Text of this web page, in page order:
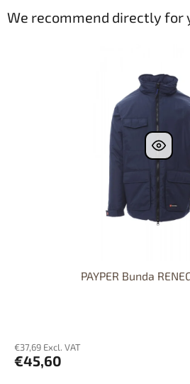
We recommend directly for
PAYPER Bunda
€37,69 Excl. VAT
€45,60